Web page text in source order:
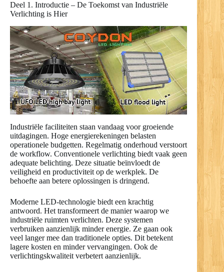
Deel 1. Introductie – De Toekomst van Industriële
Verlichting is Hier
Industriële faciliteiten staan vandaag voor groeiende
uitdagingen. Hoge energierekeningen belasten
operationele budgetten. Regelmatig onderhoud verstoort
de workflow. Conventionele verlichting biedt vaak geen
adequate belichting. Deze situatie beïnvloedt de
veiligheid en productiviteit op de werkplek. De
behoefte aan betere oplossingen is dringend.
Moderne LED-technologie biedt een krachtig
antwoord. Het transformeert de manier waarop we
industriële ruimten verlichten. Deze systemen
verbruiken aanzienlijk minder energie. Ze gaan ook
veel langer mee dan traditionele opties. Dit betekent
lagere kosten en minder vervangingen. Ook de
verlichtingskwaliteit verbetert aanzienlijk.